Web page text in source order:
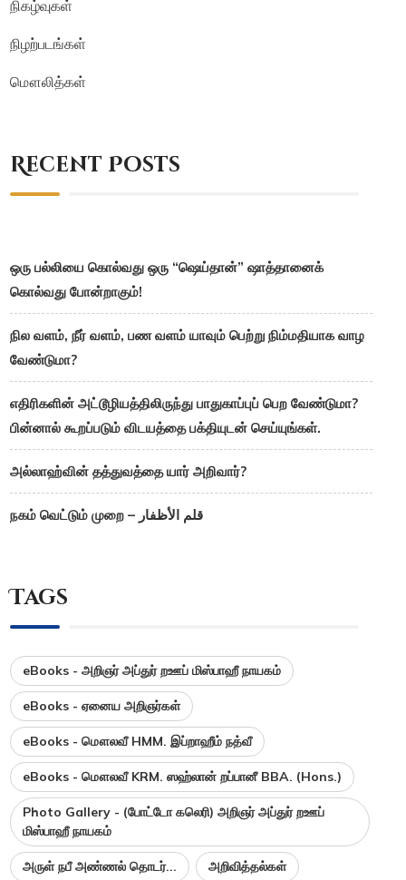
நிகழ்வுகள்
நிழற்படங்கள்
மௌலித்கள்
Recent Posts
ஒரு பல்லியை கொல்வது ஒரு “ஷெய்தான்” ஷாத்தானைக்
கொல்வது போன்றாகும்!
நில வளம், நீர் வளம், பண வளம் யாவும் பெற்று நிம்மதியாக வாழ
வேண்டுமா?
எதிரிகளின் அட்டூழியத்திலிருந்து பாதுகாப்புப் பெற வேண்டுமா?
பின்னால் கூறப்படும் விடயத்தை பக்தியுடன் செய்யுங்கள்.
அல்லாஹ்வின் தத்துவத்தை யார் அறிவார்?
நகம் வெட்டும் முறை – قلم الأظفار
Tags
eBooks - அறிஞர் அப்துர் றஊப் மிஸ்பாஹீ நாயகம்
eBooks - ஏனைய அறிஞர்கள்
eBooks - மௌலவீ HMM. இப்றாஹீம் நத்வீ
eBooks - மௌலவீ KRM. ஸஹ்லான் றப்பானீ BBA. (Hons.)
Photo Gallery - (போட்டோ கலெரி) அறிஞர் அப்துர் றஊப்
மிஸ்பாஹீ நாயகம்
அருள் நபீ அண்ணல் தொடர்... அறிவித்தல்கள்